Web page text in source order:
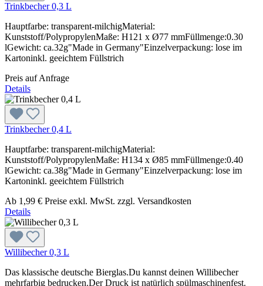
Trinkbecher 0,3 L
Hauptfarbe: transparent-milchigMaterial:
Kunststoff/PolypropylenMaße: H121 x Ø77 mmFüllmenge:0.30
lGewicht: ca.32g"Made in Germany"Einzelverpackung: lose im
Kartoninkl. geeichtem Füllstrich
Preis auf Anfrage
Details
Trinkbecher 0,4 L
Hauptfarbe: transparent-milchigMaterial:
Kunststoff/PolypropylenMaße: H134 x Ø85 mmFüllmenge:0.40
lGewicht: ca.38g"Made in Germany"Einzelverpackung: lose im
Kartoninkl. geeichtem Füllstrich
Ab 1,99 € Preise exkl. MwSt. zzgl. Versandkosten
Details
Willibecher 0,3 L
Das klassische deutsche Bierglas.Du kannst deinen Willibecher
mehrfarbig bedrucken.Der Druck ist natürlich spülmaschinenfest.